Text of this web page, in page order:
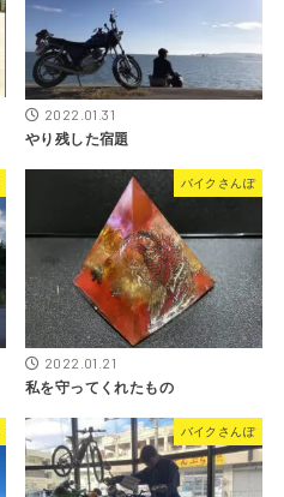
2022.01.31
やり残した宿題
バイクさんぽ
2022.01.21
私を守ってくれたもの
バイクさんぽ